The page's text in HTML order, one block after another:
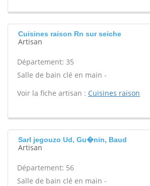
Cuisines raison Rn sur seiche
Artisan
Département: 35
Salle de bain clé en main -
Voir la fiche artisan : Cuisines raison
Sarl jegouzo Ud, Gu�nin, Baud
Artisan
Département: 56
Salle de bain clé en main -